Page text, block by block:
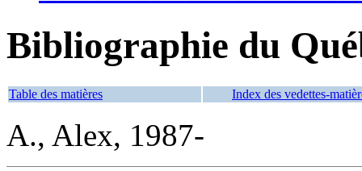
Bibliographie du
Table des matières Index des vedettes-
A., Alex, 1987-